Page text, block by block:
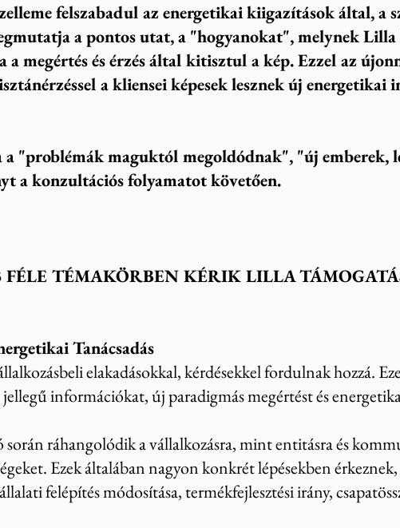
felszabadul az energetikai kiigazítások által, a
a pontos utat, a "hogyanokat", melynek
a megértés és érzés által kitisztul a kép. Ezzel az
a kliensei képesek lesznek új
a "problémák maguktól megoldódnak", "új emberek,
a konzultációs folyamatot követően.
TÉMAKÖRBEN KÉRIK LILLA
Tanácsadás
elakadásokkal, kérdésekkel fordulnak hozzá.
információkat, új paradigmás megértést és
ráhangolódik a vállalkozásra, mint entitásra és
Ezek általában nagyon konkrét lépésekben
felépítés módosítása, termékfejlesztési irány,